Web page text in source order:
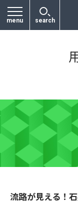
menu search
流路が見える！